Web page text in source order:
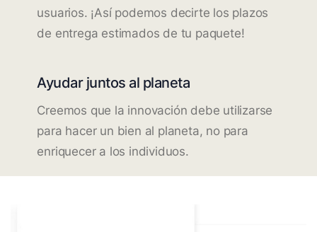
usuarios. ¡Así podemos decirte los plazos
de entrega estimados de tu paquete!
Ayudar juntos al planeta
Creemos que la innovación debe utilizarse
para hacer un bien al planeta, no para
enriquecer a los individuos.